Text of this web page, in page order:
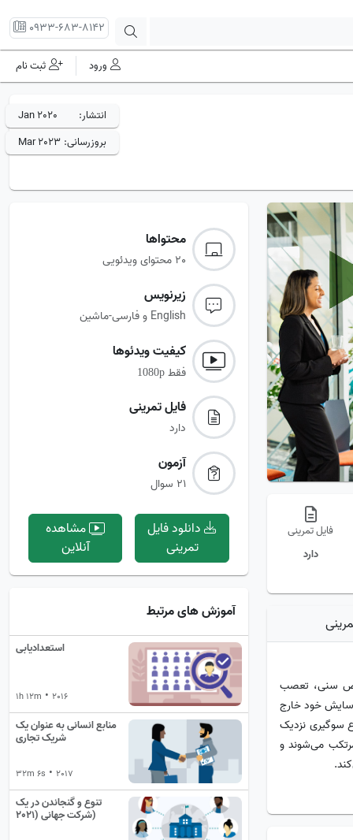
0933-683-8142
ورود ثبت نام
انتشار:
Jan 2020
بروزرسانی: Mar 2023
فایل تمرینی
دارد
سنی، تعصب
خود خارج
سوگیری نزدیک
می‌شوند و
محتواها
20 محتوای ویدئویی
زیرنویس‌
English و فارسی-ماشین
کیفیت ویدئوها‌
فقط 1080p
فایل تمرینی‌
دارد
آزمون‌
21 سوال
دانلود فایل
تمرینی
مشاهده
آنلاین
آموزش های مرتبط
استعدادیابی
1h 12m •2016
منابع انسانی به عنوان یک
شریک تجاری
32m 6s •2017
تنوع و گنجاندن در یک
شرکت جهانی (2021)